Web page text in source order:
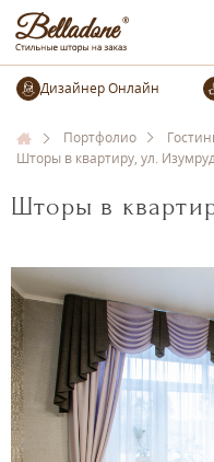
Портфолио
Шторы в квартиру, ул.
Шторы в